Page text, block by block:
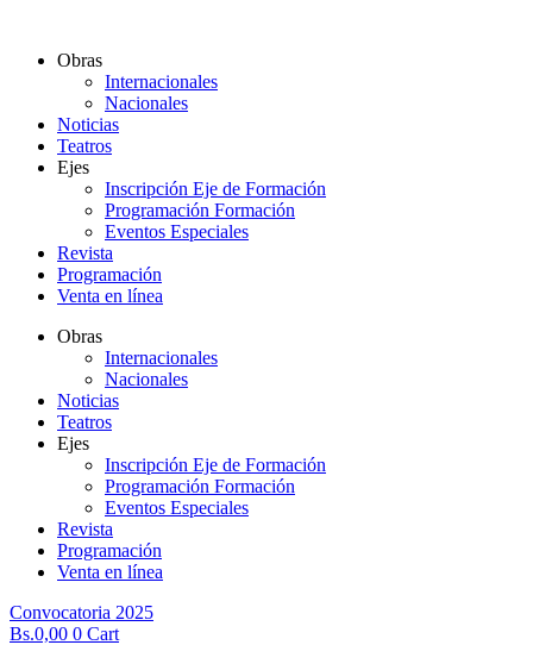
contenidoObras
Internacionales
Nacionales
Noticias
Teatros
Ejes
Inscripción Eje de Formación
Programación Formación
Eventos Especiales
Revista
Programación
Venta en línea
Obras
Internacionales
Nacionales
Noticias
Teatros
Ejes
Inscripción Eje de Formación
Programación Formación
Eventos Especiales
Revista
Programación
Venta en línea
Convocatoria 2025
Bs.0,00 0 Cart